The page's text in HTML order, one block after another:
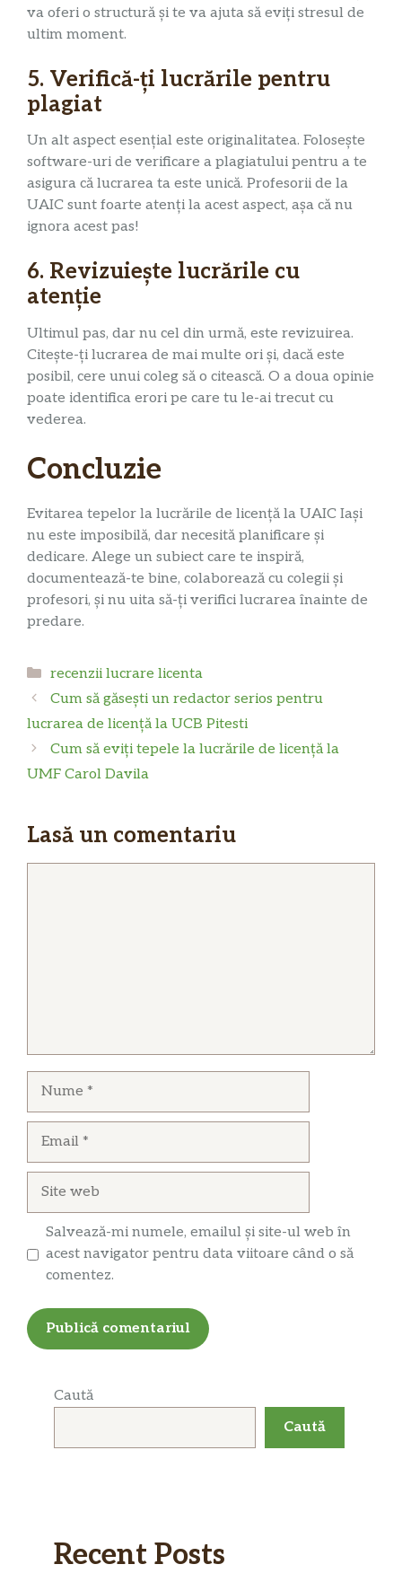
va oferi o structură și te va ajuta să eviți stresul de
ultim moment.
5. Verifică-ți lucrările pentru
plagiat
Un alt aspect esențial este originalitatea. Folosește
software-uri de verificare a plagiatului pentru a te
asigura că lucrarea ta este unică. Profesorii de la
UAIC sunt foarte atenți la acest aspect, așa că nu
ignora acest pas!
6. Revizuiește lucrările cu
atenție
Ultimul pas, dar nu cel din urmă, este revizuirea.
Citește-ți lucrarea de mai multe ori și, dacă este
posibil, cere unui coleg să o citească. O a doua opinie
poate identifica erori pe care tu le-ai trecut cu
vederea.
Concluzie
Evitarea tepelor la lucrările de licență la UAIC Iași
nu este imposibilă, dar necesită planificare și
dedicare. Alege un subiect care te inspiră,
documentează-te bine, colaborează cu colegii și
profesori, și nu uita să-ți verifici lucrarea înainte de
predare.
Categorii
recenzii lucrare licenta
Cum să găsești un redactor serios pentru
lucrarea de licență la UCB Pitesti
Cum să eviți tepele la lucrările de licență la
UMF Carol Davila
Lasă un comentariu
Salvează-mi numele, emailul și site-ul web în
acest navigator pentru data viitoare când o să
comentez.
Caută
Caută
Recent Posts